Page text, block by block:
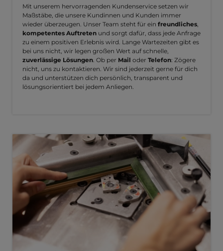
Mit unserem hervorragenden Kundenservice setzen wir
Maßstäbe, die unsere Kundinnen und Kunden immer
wieder überzeugen. Unser Team steht für ein freundliches,
kompetentes Auftreten und sorgt dafür, dass jede Anfrage
zu einem positiven Erlebnis wird. Lange Wartezeiten gibt es
bei uns nicht, wir legen großen Wert auf schnelle,
zuverlässige Lösungen. Ob per Mail oder Telefon: Zögere
nicht, uns zu kontaktieren. Wir sind jederzeit gerne für dich
da und unterstützen dich persönlich, transparent und
lösungsorientiert bei jedem Anliegen.